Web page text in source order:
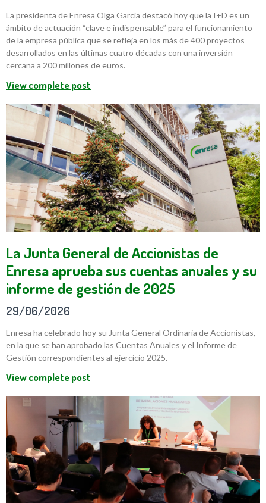
La presidenta de Enresa Olga García destacó hoy que la I+D es un
ámbito de actuación “clave e indispensable” para el funcionamiento
de la empresa pública que se refleja en los más de 400 proyectos
desarrollados en las últimas cuatro décadas con una inversión
cercana a 200 millones de euros.
View complete post
La Junta General de Accionistas de
Enresa aprueba sus cuentas anuales y su
informe de gestión de 2025
29/06/2026
Enresa ha celebrado hoy su Junta General Ordinaria de Accionistas,
en la que se han aprobado las Cuentas Anuales y el Informe de
Gestión correspondientes al ejercicio 2025.
View complete post